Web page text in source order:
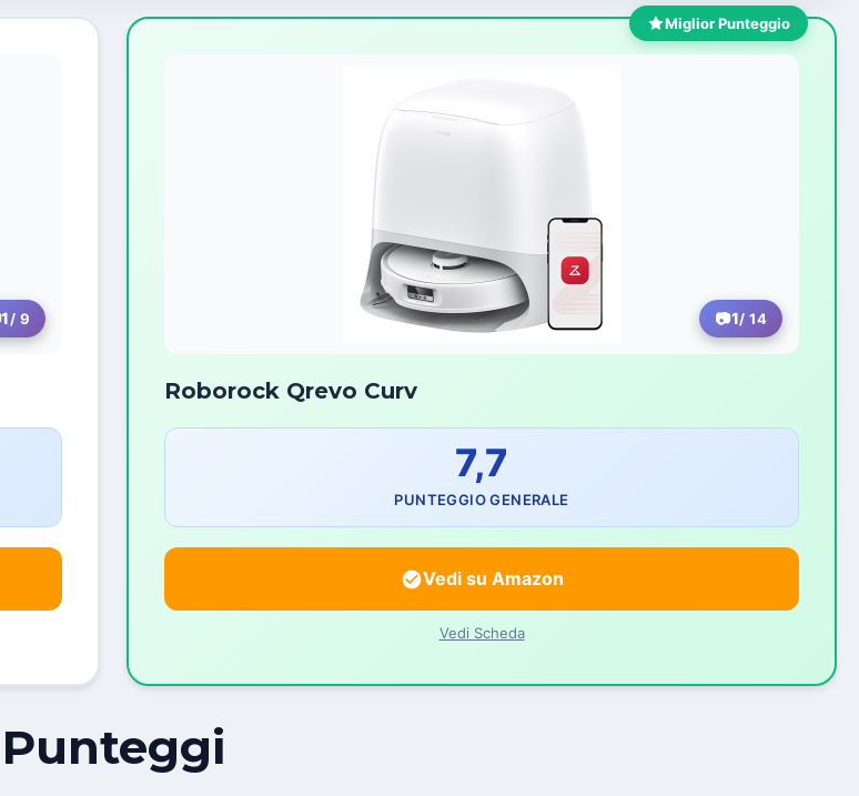
1/ 9
Miglior Punteggio
1/ 14
Roborock Qrevo Curv
7,7
PUNTEGGIO GENERALE
Vedi su Amazon
Vedi Scheda
Punteggi